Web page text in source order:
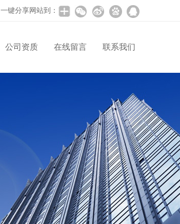
一键分享网站到：
公司资质 在线留言 联系我们